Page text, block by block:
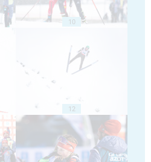
10
12